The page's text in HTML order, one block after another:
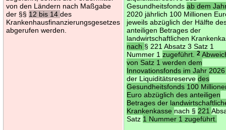
von den Ländern nach Maßgabe
der §§ 12 bis 14des
Krankenhausfinanzierungsgesetzes
abgerufen werden.
Gesundheitsfondsab dem
2020 jährlich 100 Millionen
jeweils abzüglich der Hälfte
anteiligen Betrages der
landwirtschaftlichen
nach § 221 Absatz 3 Satz 1
Nummer 1zugeführt.2
von Satz 1 werden dem
Innovationsfonds im Jahr
der Liquiditätsreservedes
Gesundheitsfonds 100
Euro abzüglich des anteiligen
Betrages der
Krankenkasse nach § 221
Satz 1 Nummer 1 zugeführt.